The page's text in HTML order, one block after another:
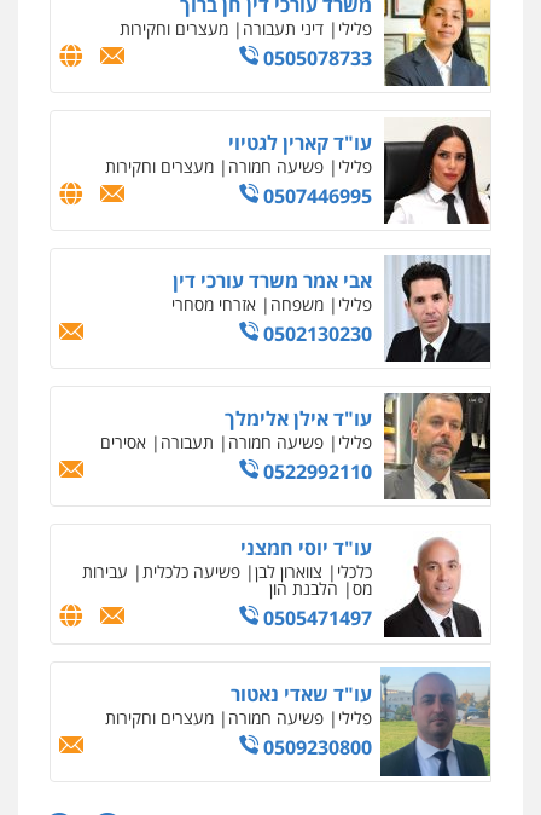
פלילי כלכלי פשיעה חמורה מעצרים
וחקירות
0525199949
עו"ד אסף גונן
פלילי פשע חמור תעבורה צבא מעצרים
וחקירות
0542255161
גל דהן – משרד עורך דין פלילי
פלילי פשיעה חמורה סמים
וחקירות
0544723840
עו"ד ראוף נג'אר
פלילי עורכי דין לענייני אסירים מעצרים
סמים רכוש
0548009246
עו"ד אלון ארז
פלילי צבאי סמים אלימות במשפחה צווארון
לבן
0507368203
שחר לדובסקי, עו"ד
פלילי מעצרים וחקירות עבירות המתה
דין לענייני אסירים
0507913332